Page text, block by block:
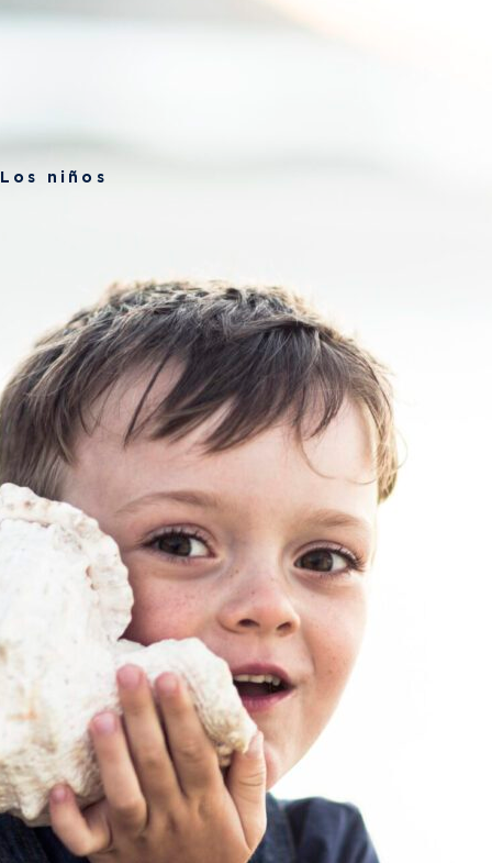
Los niños